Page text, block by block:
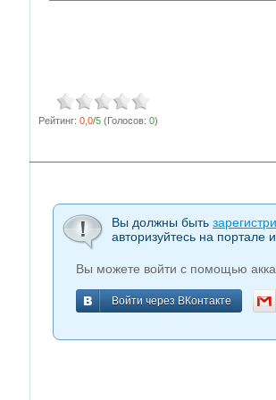
Рейтинг: 0,0/5 (Голосов: 0)
Вы должны быть
авторизуйтесь на портале
Вы можете войти с помощью
Войти через ВКонтакте
Войти через ВКонтакте